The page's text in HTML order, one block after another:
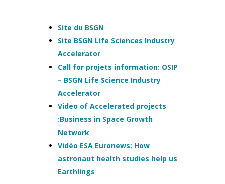
Site du BSGN
Site BSGN Life Sciences Industry
Accelerator
Call for projets information: OSIP
– BSGN Life Science Industry
Accelerator
Video of Accelerated projects
:Business in Space Growth
Network
Vidéo ESA Euronews: How
astronaut health studies help us
Earthlings